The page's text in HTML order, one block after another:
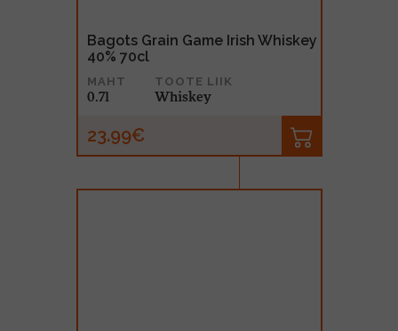
Bagots Grain Game Irish Whiskey
40% 70cl
MAHT
0.7l
TOOTE LIIK
Whiskey
23.99€